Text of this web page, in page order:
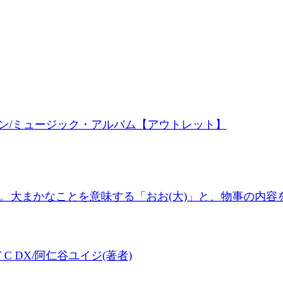
/ミュージック・アルバム【アウトレット】
大まかなことを意味する「おお(大)」と、物事の内容
C DX/阿仁谷ユイジ(著者)